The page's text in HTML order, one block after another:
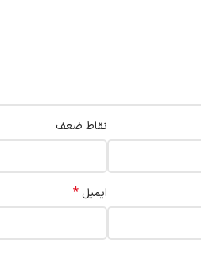
نقاط ضعف
ایمیل *